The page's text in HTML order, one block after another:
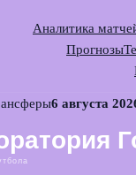
Аналитика
Прогнозы
6 августа